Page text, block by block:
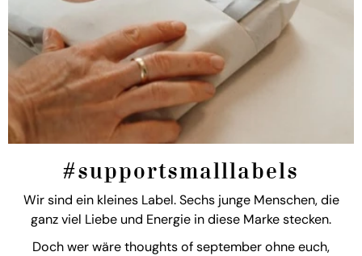
#supportsmalllabels
Wir sind ein kleines Label. Sechs junge Menschen, die
ganz viel Liebe und Energie in diese Marke stecken.
Doch wer wäre thoughts of september ohne euch,